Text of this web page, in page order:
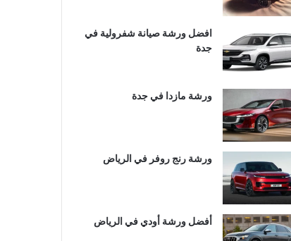
افضل ورشة صيانة شفرولية في
جدة
ورشة مازدا في جدة
ورشة رنج روفر في الرياض
أفضل ورشة أودي في الرياض